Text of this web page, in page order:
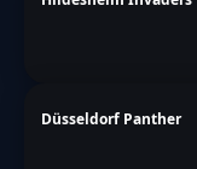
Düsseldorf Panther